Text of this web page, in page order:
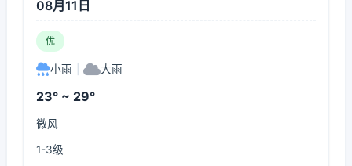
08月11日
优
小雨 大雨
23° ~ 29°
微风
1-3级